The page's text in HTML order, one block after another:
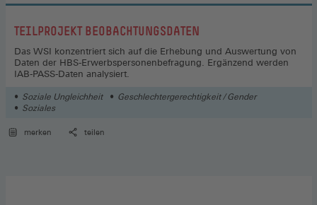
:
TEILPROJEKT BEOBACHTUNGSDATEN
Das WSI konzentriert sich auf die Erhebung und Auswertung von
Daten der HBS-Erwerbspersonenbefragung. Ergänzend werden
IAB-PASS-Daten analysiert.
Soziale Ungleichheit
Geschlechtergerechtigkeit / Gender
Soziales
merken teilen